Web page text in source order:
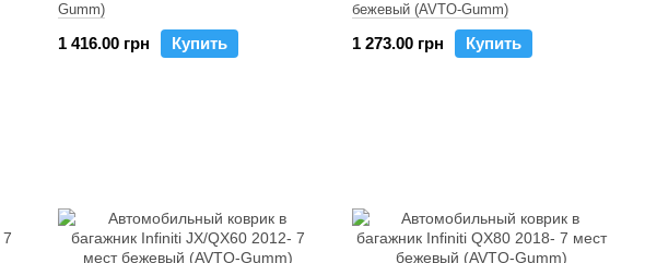
Gumm)
1 416.00 грн Купить
бежевый (AVTO-Gumm)
1 273.00 грн Купить